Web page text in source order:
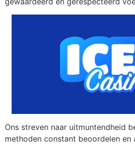
Ons streven naar uitmuntendheid
methoden constant beoordelen en